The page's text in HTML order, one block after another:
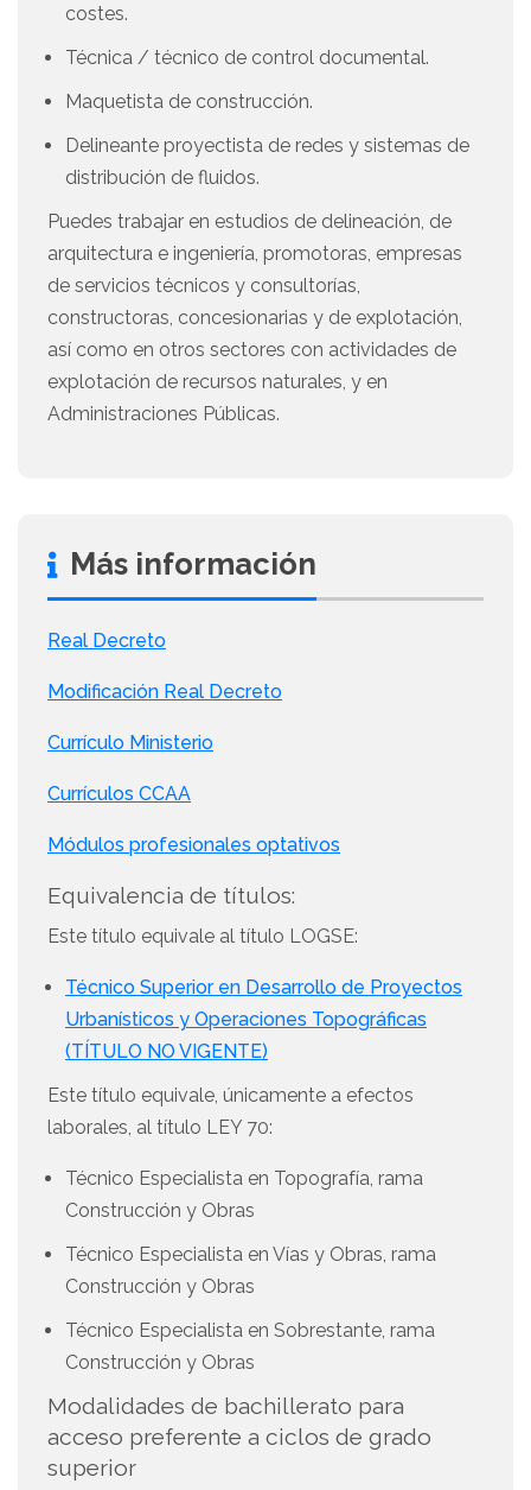
costes.
Técnica / técnico de control documental.
Maquetista de construcción.
Delineante proyectista de redes y sistemas de
distribución de fluidos.
Puedes trabajar en estudios de delineación, de
arquitectura e ingeniería, promotoras, empresas
de servicios técnicos y consultorías,
constructoras, concesionarias y de explotación,
así como en otros sectores con actividades de
explotación de recursos naturales, y en
Administraciones Públicas.
Más información
Real Decreto
Modificación Real Decreto
Currículo Ministerio
Currículos CCAA
Módulos profesionales optativos
Equivalencia de títulos:
Este título equivale al título LOGSE:
Técnico Superior en Desarrollo de Proyectos
Urbanísticos y Operaciones Topográficas
(TÍTULO NO VIGENTE)
Este título equivale, únicamente a efectos
laborales, al título LEY 70:
Técnico Especialista en Topografía, rama
Construcción y Obras
Técnico Especialista en Vías y Obras, rama
Construcción y Obras
Técnico Especialista en Sobrestante, rama
Construcción y Obras
Modalidades de bachillerato para
acceso preferente a ciclos de grado
superior